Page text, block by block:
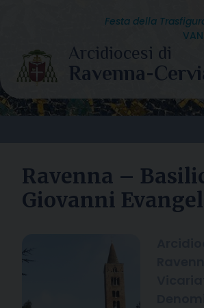
content
Festa della
Ravenna –
Giovanni